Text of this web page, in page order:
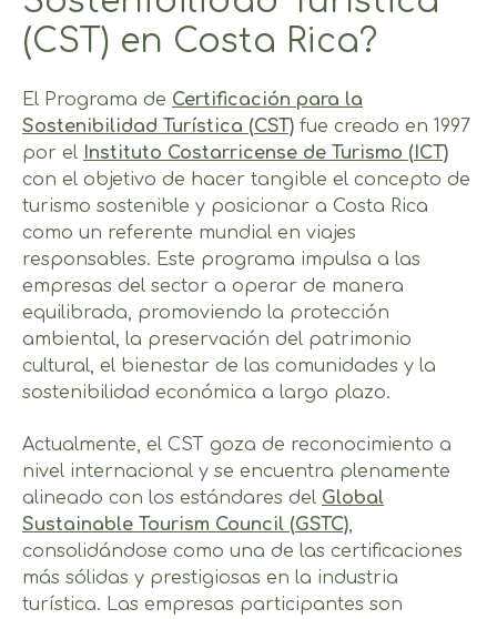
(CST) en Costa Rica?
El Programa de Certificación para la
Sostenibilidad Turística (CST) fue creado en 1997
por el Instituto Costarricense de Turismo (ICT)
con el objetivo de hacer tangible el concepto de
turismo sostenible y posicionar a Costa Rica
como un referente mundial en viajes
responsables. Este programa impulsa a las
empresas del sector a operar de manera
equilibrada, promoviendo la protección
ambiental, la preservación del patrimonio
cultural, el bienestar de las comunidades y la
sostenibilidad económica a largo plazo.
Actualmente, el CST goza de reconocimiento a
nivel internacional y se encuentra plenamente
alineado con los estándares del Global
Sustainable Tourism Council (GSTC)
consolidándose como una de las certificaciones
más sólidas y prestigiosas en la industria
turística. Las empresas participantes son